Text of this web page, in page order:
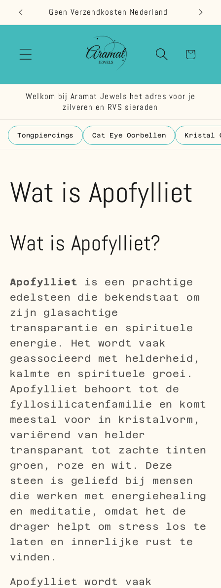
naar de
content
Geen Verzendkosten Nederland
Welkom bij Aramat Jewels het adres voor je
zilveren en RVS sieraden
Tongpiercings Cat Eye Oorbellen Kristal
Wat is Apofylliet
Wat is Apofylliet?
Apofylliet is een prachtige
edelsteen die bekendstaat om
zijn glasachtige
transparantie en spirituele
energie. Het wordt vaak
geassocieerd met helderheid,
kalmte en spirituele groei.
Apofylliet behoort tot de
fyllosilicatenfamilie en komt
meestal voor in kristalvorm,
variërend van helder
transparant tot zachte tinten
groen, roze en wit. Deze
steen is geliefd bij mensen
die werken met energiehealing
en meditatie, omdat het de
drager helpt om stress los te
laten en innerlijke rust te
vinden.
Apofylliet wordt vaak